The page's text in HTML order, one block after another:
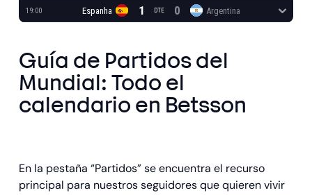
19:00 Espanha 1 DTE 0 0 TR 0
Argentina
Guía de Partidos del
Mundial: Todo el
calendario en Betsson
En la pestaña “Partidos” se encuentra el recurso
principal para nuestros seguidores que quieren vivir